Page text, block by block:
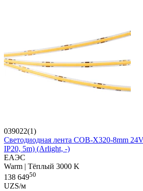
039022(1)
Светодиодная лента COB-X320-8mm
IP20, 5m) (Arlight, -)
ЕАЭС
Warm | Тёплый 3000 K
138 64950
UZS/м